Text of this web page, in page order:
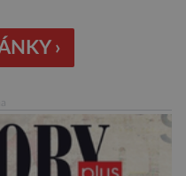
dnešní pavouky.
členovci patřící do
právě […]
›